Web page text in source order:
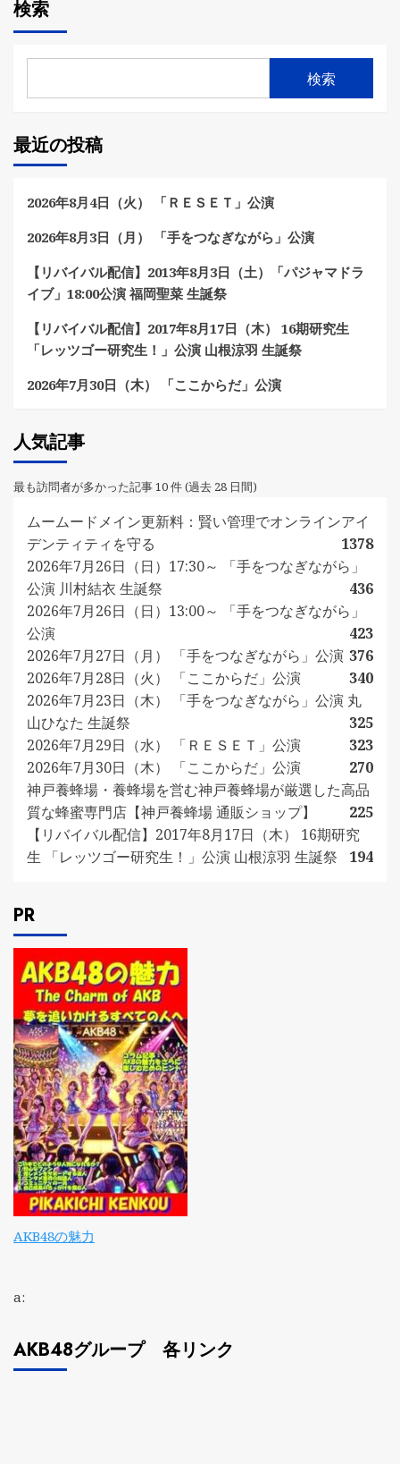
検索
検索
最近の投稿
2026年8月4日（火） 「ＲＥＳＥＴ」公演
2026年8月3日（月） 「手をつなぎながら」公演
【リバイバル配信】2013年8月3日（土）「パジャマドラ
イブ」18:00公演 福岡聖菜 生誕祭
【リバイバル配信】2017年8月17日（木） 16期研究生
「レッツゴー研究生！」公演 山根涼羽 生誕祭
2026年7月30日（木） 「ここからだ」公演
人気記事
最も訪問者が多かった記事 10 件 (過去 28 日間)
ムームードメイン更新料：賢い管理でオンラインアイ
デンティティを守る
1378
2026年7月26日（日）17:30～ 「手をつなぎながら」
公演 川村結衣 生誕祭
436
2026年7月26日（日）13:00～ 「手をつなぎながら」
公演
423
2026年7月27日（月） 「手をつなぎながら」公演 376
2026年7月28日（火） 「ここからだ」公演
340
2026年7月23日（木） 「手をつなぎながら」公演 丸
山ひなた 生誕祭
325
2026年7月29日（水） 「ＲＥＳＥＴ」公演
323
2026年7月30日（木） 「ここからだ」公演
270
神戸養蜂場・養蜂場を営む神戸養蜂場が厳選した高品
質な蜂蜜専門店【神戸養蜂場 通販ショップ】
225
【リバイバル配信】2017年8月17日（木） 16期研究
生 「レッツゴー研究生！」公演 山根涼羽 生誕祭
194
PR
AKB48の魅力
a:
AKB48グループ 各リンク